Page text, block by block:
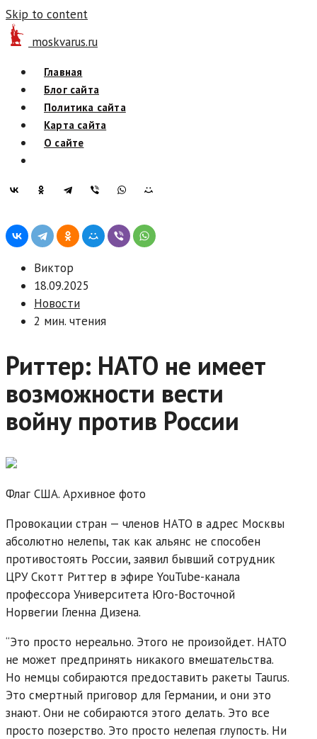
Skip to content
moskvarus.ru
Главная
Блог сайта
Политика сайта
Карта сайта
О сайте
Виктор
18.09.2025
Новости
2 мин. чтения
Риттер: НАТО не имеет
возможности вести
войну против России
Флаг США. Архивное фото
Провокации стран — членов НАТО в адрес Москвы
абсолютно нелепы, так как альянс не способен
противостоять России, заявил бывший сотрудник
ЦРУ Скотт Риттер в эфире YouTube-канала
профессора Университета Юго-Восточной
Норвегии Гленна Дизена.
“Это просто нереально. Этого не произойдет. НАТО
не может предпринять никакого вмешательства.
Но немцы собираются предоставить ракеты Taurus.
Это смертный приговор для Германии, и они это
знают. Они не собираются этого делать. Это все
просто позерство. Это просто нелепая глупость. Ни